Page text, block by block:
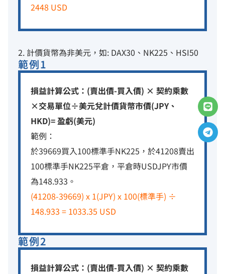
2448 USD
2. 計價貨幣為非美元，如: DAX30、NK225、HSI50
範例1
損益計算公式：(賣出價-買入價) × 契約乘數
×交易單位÷美元兌計價貨幣市價(JPY、
HKD)= 盈虧(美元)
範例：
於39669買入100標準手NK225，於41208賣出
100標準手NK225平倉，平倉時USDJPY市價
為148.933。
(41208-39669) x 1(JPY) x 100(標準手) ÷
148.933 = 1033.35 USD
範例2
損益計算公式：(賣出價-買入價) × 契約乘數
L
i
n
e
T
e
l
e
g